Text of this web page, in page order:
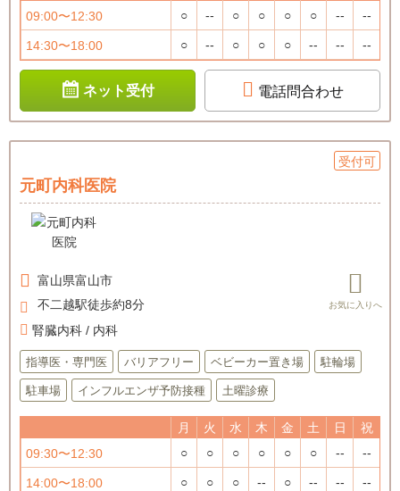
09:00〜12:30
○ -- ○ ○ ○ ○ -- --
14:30〜18:00 ○ -- ○ ○ ○ -- -- --
ネット受付 電話問合わせ
受付可
元町内科医院
富山県富山市
不二越駅徒歩約8分
腎臓内科 / 内科
指導医・専門医 バリアフリー ベビーカー置き場 駐輪場
駐車場 インフルエンザ予防接種 土曜診療
月 火 水 木 金 土 日
祝
09:30〜12:30
○ ○ ○ ○ ○ ○ -- --
14:00〜18:00 ○ ○ ○ -- ○ -- -- --